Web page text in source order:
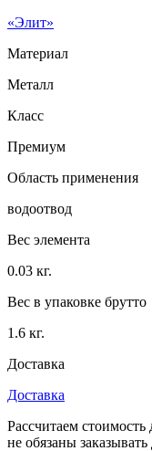
«Элит»
Материал
Металл
Класс
Премиум
Область применения
водоотвод
Вес элемента
0.03 кг.
Вес в упаковке брутто
1.6 кг.
Доставка
Доставка
Рассчитаем
не обязаны заказывать